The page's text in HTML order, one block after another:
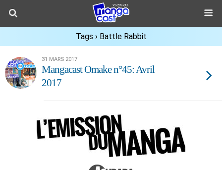
Tags › Battle Rabbit
31 MARS 2017
Mangacast Omake n°45: Avril
2017